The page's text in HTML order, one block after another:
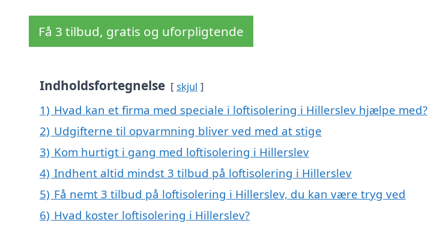
Få 3 tilbud, gratis og uforpligtende
Indholdsfortegnelse skjul
1) Hvad kan et firma med speciale i loftisolering i Hillerslev hjælpe med?
2) Udgifterne til opvarmning bliver ved med at stige
3) Kom hurtigt i gang med loftisolering i Hillerslev
4) Indhent altid mindst 3 tilbud på loftisolering i Hillerslev
5) Få nemt 3 tilbud på loftisolering i Hillerslev, du kan være tryg ved
6) Hvad koster loftisolering i Hillerslev?